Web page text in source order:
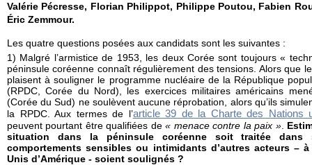
Valérie Pécresse, Florian Philippot, Philippe Poutou, Fabien
Éric Zemmour.
Les quatre questions posées aux candidats sont les suivantes :
1) Malgré l’armistice de 1953, les deux Corée sont toujours «
péninsule coréenne connaît régulièrement des tensions. Alors que
plaisent à souligner le programme nucléaire de la République
(RPDC, Corée du Nord), les exercices militaires américains
(Corée du Sud) ne soulèvent aucune réprobation, alors qu’ils
la RPDC. Aux termes de l’article 39 de la Charte des Nations
peuvent pourtant être qualifiées de« menace contre la paix »
situation dans la péninsule coréenne soit traitée
comportements sensibles ou intimidants d’autres acteurs –
Unis d’Amérique - soient soulignés ?